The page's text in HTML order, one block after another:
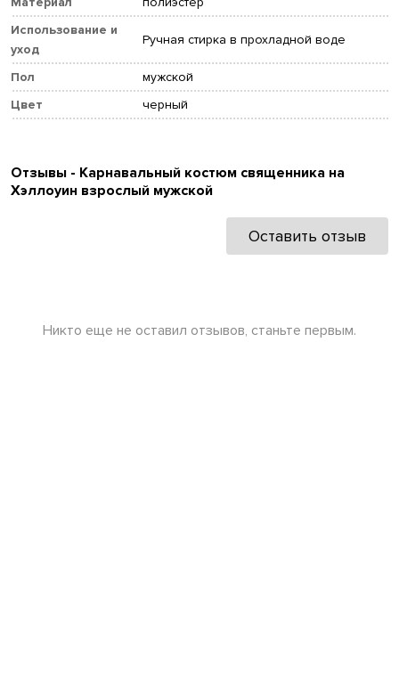
Использование и
уход
Ручная стирка в прохладной воде
Пол
мужской
Цвет
черный
Отзывы - Карнавальный костюм священника на
Хэллоуин взрослый мужской
Оставить отзыв
Никто еще не оставил отзывов, станьте первым.